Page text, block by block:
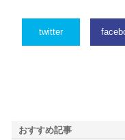
twitter
おすすめ記事